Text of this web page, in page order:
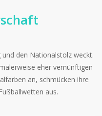
und den Nationalstolz weckt.
eher vernünftigen
an, schmücken ihre
aus.